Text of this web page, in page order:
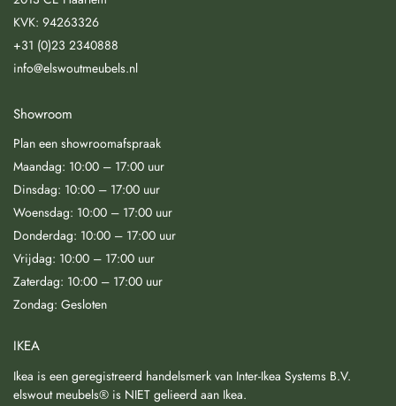
KVK: 94263326
+31 (0)23 2340888
info@elswoutmeubels.nl
Showroom
Plan een showroomafspraak
Maandag: 10:00 – 17:00 uur
Dinsdag: 10:00 – 17:00 uur
Woensdag: 10:00 – 17:00 uur
Donderdag: 10:00 – 17:00 uur
Vrijdag: 10:00 – 17:00 uur
Zaterdag: 10:00 – 17:00 uur
Zondag: Gesloten
IKEA
Ikea is een geregistreerd handelsmerk van Inter-Ikea Systems B.V.
elswout meubels® is NIET gelieerd aan Ikea.